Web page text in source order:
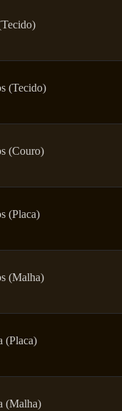
(Tecido)
(Couro)
(Placa)
(Malha)
(Placa)
(Malha)